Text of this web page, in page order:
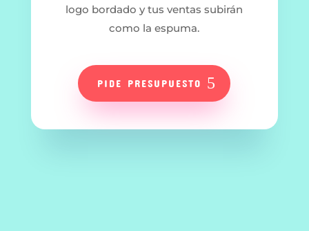
logo bordado y tus ventas subirán
como la espuma.
PIDE PRESUPUESTO